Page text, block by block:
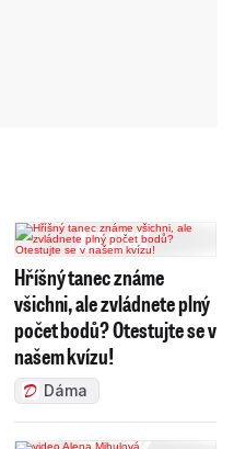
Hříšný tanec známe
všichni, ale zvládnete plný
počet bodů? Otestujte se v
našem kvízu!
Dáma